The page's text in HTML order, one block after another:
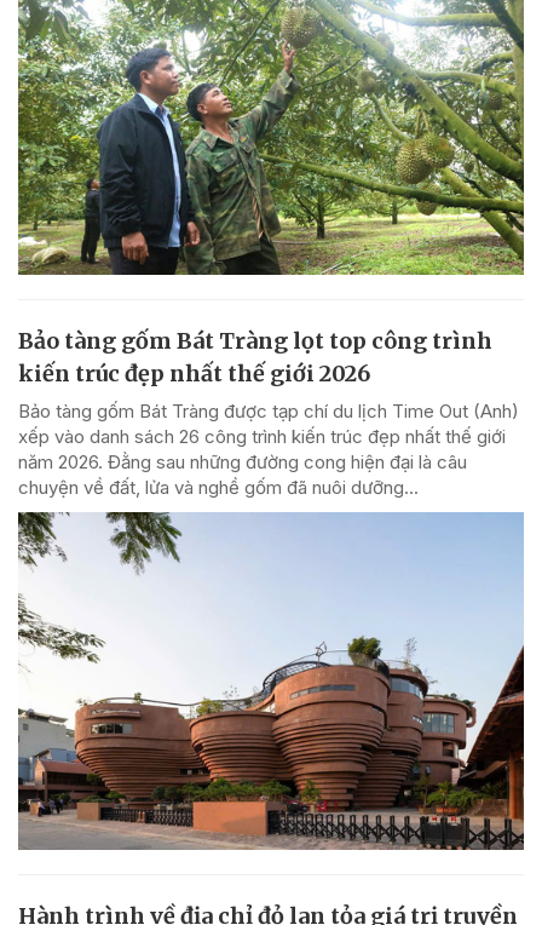
Bảo tàng gốm Bát Tràng lọt top công trình
kiến trúc đẹp nhất thế giới 2026
Bảo tàng gốm Bát Tràng được tạp chí du lịch Time Out (Anh)
xếp vào danh sách 26 công trình kiến trúc đẹp nhất thế giới
năm 2026. Đằng sau những đường cong hiện đại là câu
chuyện về đất, lửa và nghề gốm đã nuôi dưỡng...
Hành trình về địa chỉ đỏ lan tỏa giá trị truyền